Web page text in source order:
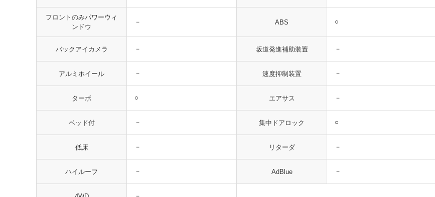
フロントのみパワーウィ
ンドウ
－ ABS ○
バックアイカメラ － 坂道発進補助装置 －
アルミホイール － 速度抑制装置 －
ターボ ○ エアサス －
ベッド付 － 集中ドアロック ○
低床 － リターダ －
ハイルーフ － AdBlue －